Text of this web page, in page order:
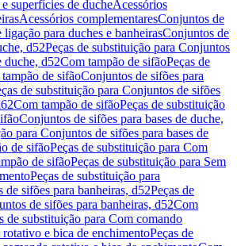
superfícies de ducheAcessórios
Acessórios complementaresConjuntos de
ligação para duches e banheirasConjuntos de
d52Peças de substituição para Conjuntos
duche, d52Com tampão de sifãoPeças de
de sifãoConjuntos de sifões para
de substituição para Conjuntos de sifões
Com tampão de sifãoPeças de substituição
Conjuntos de sifões para bases de duche,
para Conjuntos de sifões para bases de
de sifãoPeças de substituição para Com
de sifãoPeças de substituição para Sem
Peças de substituição para
de sifões para banheiras, d52Peças de
de sifões para banheiras, d52Com
de substituição para Com comando
e bica de enchimentoPeças de